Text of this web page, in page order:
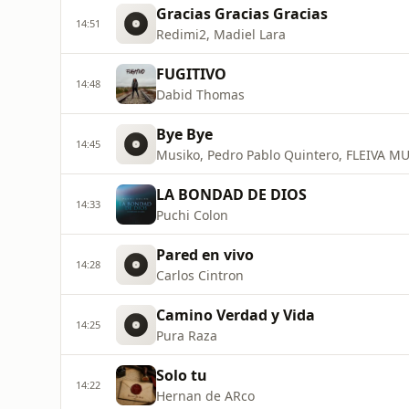
14:51 Gracias Gracias Gracias
Redimi2, Madiel Lara
14:48 FUGITIVO
Dabid Thomas
14:45 Bye Bye
Musiko, Pedro Pablo Quintero, FLEIVA
14:33 LA BONDAD DE DIOS
Puchi Colon
14:28 Pared en vivo
Carlos Cintron
14:25 Camino Verdad y Vida
Pura Raza
14:22 Solo tu
Hernan de ARco